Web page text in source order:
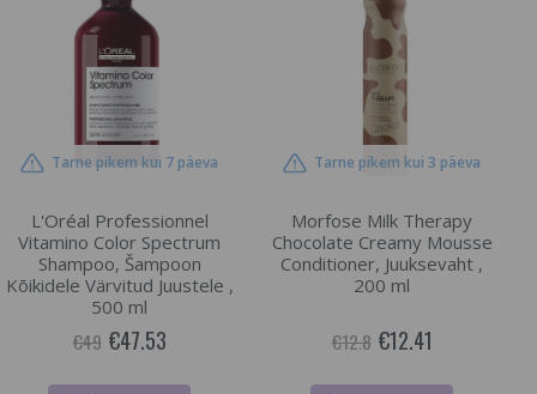
Tarne pikem kui 7 päeva
L'Oréal Professionnel
Vitamino Color Spectrum
Shampoo, Šampoon
Kõikidele Värvitud Juustele ,
500 ml
€49 €47.53
Tarne pikem kui 3 päeva
Morfose Milk Therapy
Chocolate Creamy Mousse
Conditioner, Juuksevaht ,
200 ml
€12.8 €12.41